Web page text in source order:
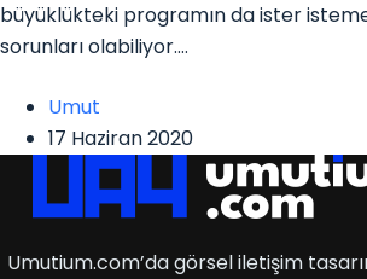
büyüklükteki programın da ister
sorunları olabiliyor.…
Umut
17 Haziran 2020
Umutium.com’da görsel iletişim